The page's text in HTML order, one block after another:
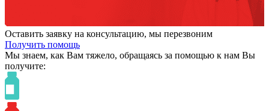
Оставить заявку на консультацию, мы перезвоним
Получить помощь
Мы знаем, как Вам тяжело, обращаясь за помощью к нам Вы
получите: